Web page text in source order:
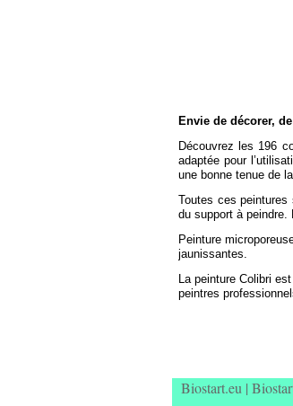
Biostart.eu |
Envie de décorer,
Découvrez les 196
adaptée pour
une bonne tenue de
Toutes ces peintures
du support à peindre.
Peinture
jaunissantes.
La peinture Colibri
peintres